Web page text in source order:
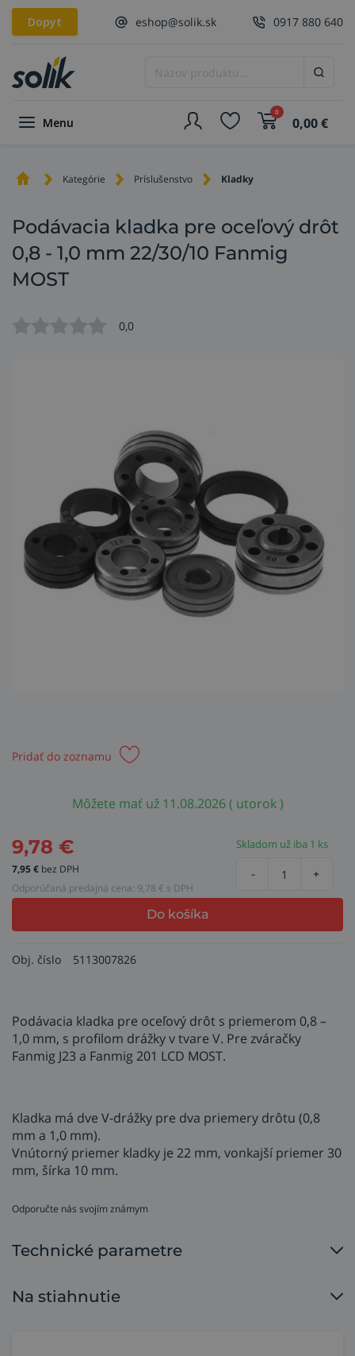
Dopyt eshop@solik.sk 0917 880 640
Menu
0
0,00€
Kategórie Príslušenstvo Kladky
Podávacia kladka pre oceľový drôt
0,8 - 1,0 mm 22/30/10 Fanmig
MOST
0,0
Pridať do zoznamu
Môžete mať už 11.08.2026 ( utorok )
9,78 €
7,95€ bez DPH
Odporúčaná predajná cena: 9,78 € s DPH
Skladom už iba 1 ks
- +
Do košíka
Obj. číslo 5113007826
Podávacia kladka pre oceľový drôt s priemerom 0,8 –
1,0 mm, s profilom drážky v tvare V. Pre zváračky
Fanmig J23 a Fanmig 201 LCD MOST.
Kladka má dve V-drážky pre dva priemery drôtu (0,8
mm a 1,0 mm).
Vnútorný priemer kladky je 22 mm, vonkajší priemer 30
mm, šírka 10 mm.
Odporučte nás svojím známym
Technické parametre
Na stiahnutie